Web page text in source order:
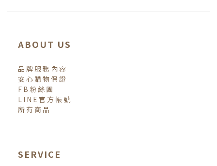
ABOUT US
品牌服務內容
安心購物保證
FB粉絲團
LINE官方帳號
所有商品
SERVICE